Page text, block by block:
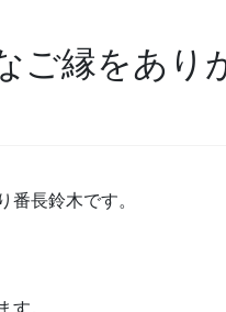
ご縁をあり
番長鈴木です。